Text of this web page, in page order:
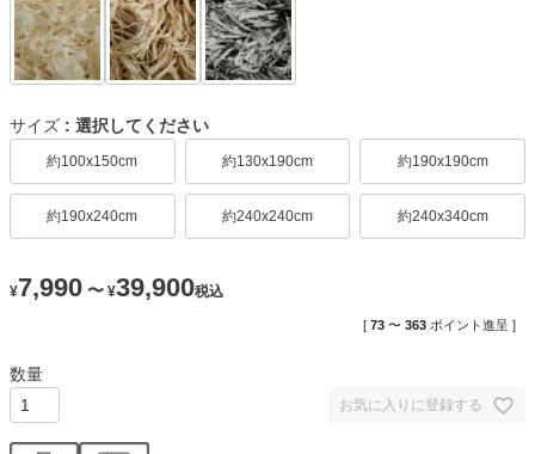
¥7,990 〜 ¥39,900税込
[ 73 〜 363 ポイント進呈 ]
サイズ 選択してください
約100x150cm 約130x190cm 約190x190cm
約190x240cm 約240x240cm 約240x340cm
お気に入りに登録する